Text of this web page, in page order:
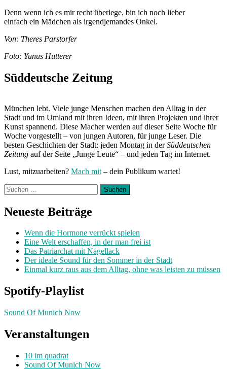
Denn wenn ich es mir recht überlege, bin ich noch lieber
einfach ein Mädchen als irgendjemandes Onkel.
Von: Theres Parstorfer
Foto: Yunus Hutterer
Süddeutsche Zeitung
München lebt. Viele junge Menschen machen den Alltag in der
Stadt und im Umland mit ihren Ideen, mit ihren Projekten und ihrer
Kunst spannend. Diese Macher werden auf dieser Seite Woche für
Woche vorgestellt – von jungen Autoren, für junge Leser. Die
besten Geschichten der Stadt: jeden Montag in derSüddeutschen
Zeitung auf der Seite „Junge Leute“ – und jeden Tag im Internet.
Lust, mitzuarbeiten? Mach mit – dein Publikum wartet!
Suchen
nach:
Neueste Beiträge
Wenn die Hormone verrückt spielen
Eine Welt erschaffen, in der man frei ist
Das Patriarchat mit Nagellack
Der ideale Sound für den Sommer in der Stadt
Einmal kurz raus aus dem Alltag, ohne was leisten zu müssen
Spotify-Playlist
Sound Of Munich Now
Veranstaltungen
10 im quadrat
Sound Of Munich Now